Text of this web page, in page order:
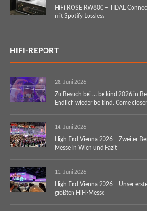
HiFi ROSE RW800 – TIDAL
mit Spotify Lossless
HIFI-REPORT
28. Juni 2026
Zu Besuch bei … be kind 2026 in
Endlich wieder be kind. Come
14. Juni 2026
High End Vienna 2026 – Zweiter
Messe in Wien und Fazit
11. Juni 2026
High End Vienna 2026 – Unser
größten HiFi-Messe